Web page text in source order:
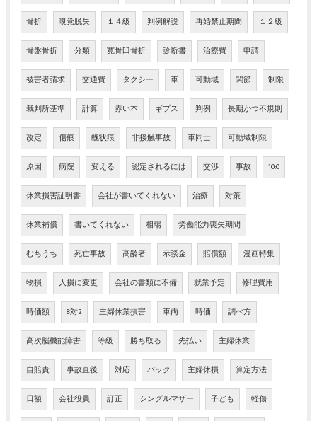
骨折 嗅覚脱失 １４級 判例解説 再婚禁止期間 １２級
骨盤骨折 分類 寛骨臼骨折 診断書 治療費 申請
被害者請求 交通費 タクシー 車 可動域 関節 制限
裁判所基準 計算 赤い本 ギプス 判例 長期かつ不規則
改定 傷痕 醜状痕 非接触事故 車同士 可動域制限
原因 病院 変える 認定されるには 交渉 事故 10:0
休業損害証明書 会社が書いてくれない 治療 対策
休業補償 書いてくれない 相場 労働能力喪失期間
むちうち 死亡事故 高齢者 示談金 賠償額 漫画特集
物損 人損に変更 会社の書類に不備 就業予定 修理費用
時価額 8対2 主婦休業損害 車両 時価 調べ方
高次脳機能障害 等級 勝ち取る 先払い 主婦休業
自賠責 事故直後 対応 バック 主婦休損 算定方法
日額 会社役員 訂正 シングルマザー 子ども 軽傷